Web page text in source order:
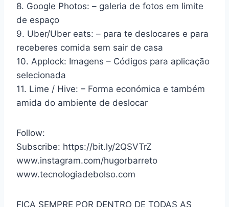
8. Google Photos: – galeria de fotos em limite
de espaço
9. Uber/Uber eats: – para te deslocares e para
receberes comida sem sair de casa
10. Applock: Imagens – Códigos para aplicação
selecionada
11. Lime / Hive: – Forma económica e também
amida do ambiente de deslocar
Follow:
Subscribe: https://bit.ly/2QSVTrZ
www.instagram.com/hugorbarreto
www.tecnologiadebolso.com
FICA SEMPRE POR DENTRO DE TODAS AS